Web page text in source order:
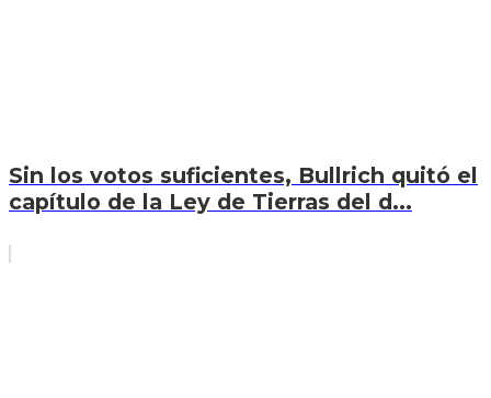
Sin los votos suficientes, Bullrich quitó el
capítulo de la Ley de Tierras del d...